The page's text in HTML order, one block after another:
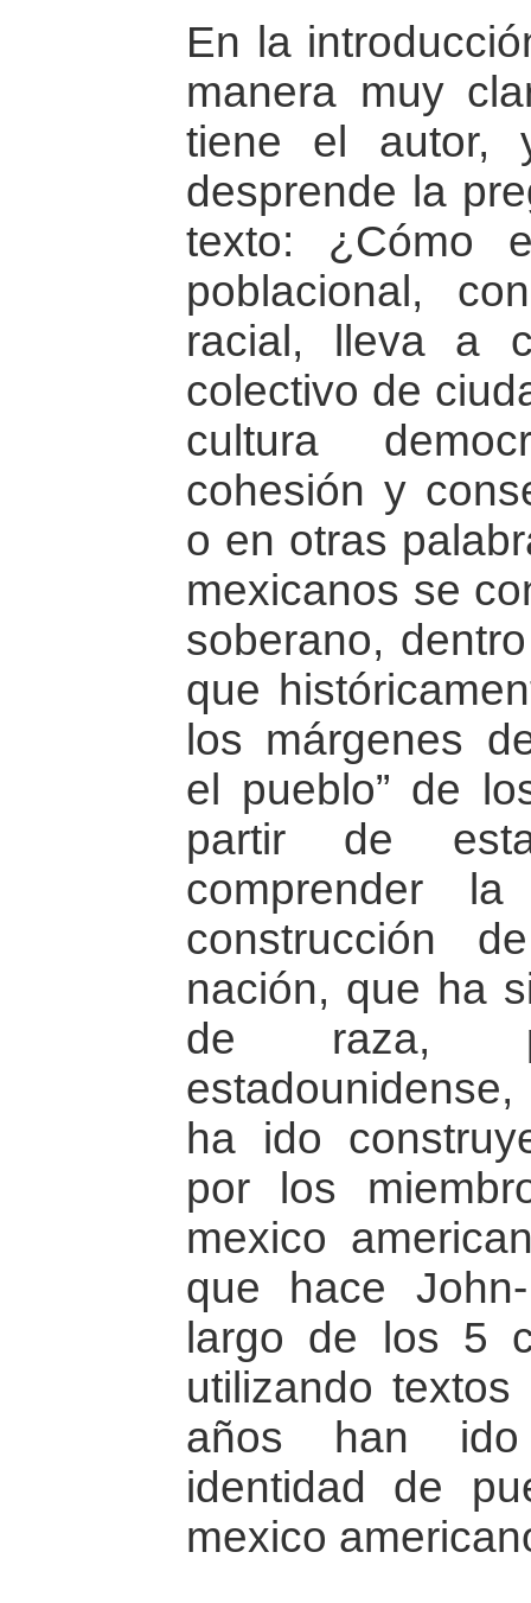
En la
manera muy
tiene el autor,
desprende la
texto: ¿Cómo
poblacional,
racial, lleva a
colectivo de
cultura
cohesión y
o en otras
mexicanos se
soberano,
que
los márgenes
el pueblo” de
partir de esta
comprender
construcción
nación, que ha
de raza,
ha ido
por los
mexico
que hace
largo de los 5
utilizando
años han ido
identidad de
mexico